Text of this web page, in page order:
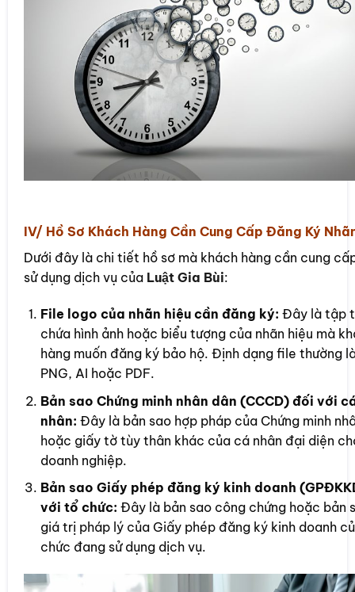
IV/ Hồ Sơ Khách Hàng Cần Cung Cấp Đăng Ký
Dưới đây là chi tiết hồ sơ mà khách hàng cần cung
sử dụng dịch vụ của Luật Gia Bùi:
File logo của nhãn hiệu cần đăng ký: Đây là tập
chứa hình ảnh hoặc biểu tượng của nhãn hiệu mà
hàng muốn đăng ký bảo hộ. Định dạng file thường
PNG, AI hoặc PDF.
Bản sao Chứng minh nhân dân (CCCD) đối với
nhân: Đây là bản sao hợp pháp của Chứng minh
hoặc giấy tờ tùy thân khác của cá nhân đại diện
doanh nghiệp.
Bản sao Giấy phép đăng ký kinh doanh
với tổ chức: Đây là bản sao công chứng hoặc bản
giá trị pháp lý của Giấy phép đăng ký kinh doanh
chức đang sử dụng dịch vụ.